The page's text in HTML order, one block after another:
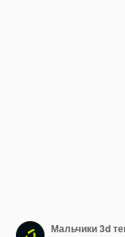
Мальчики 3d